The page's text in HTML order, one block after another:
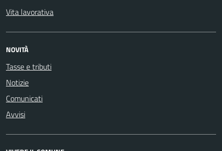
Vita lavorativa
NOVITÀ
Tasse e tributi
Notizie
Comunicati
Avvisi